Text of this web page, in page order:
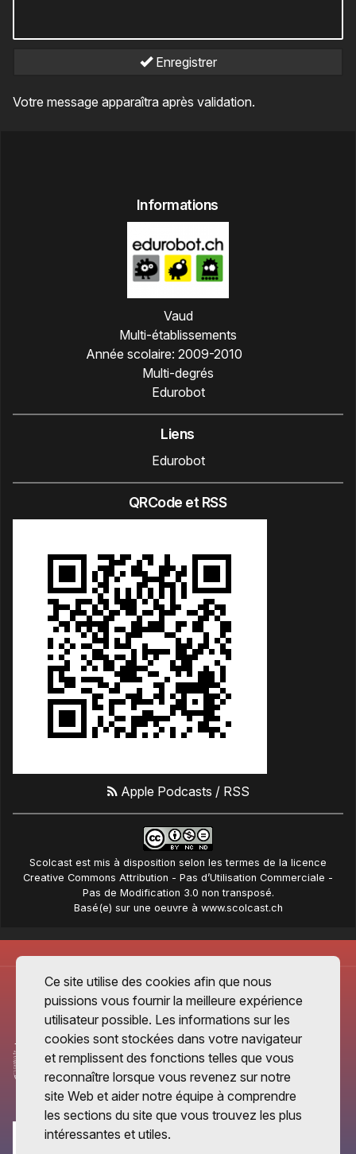
Enregistrer
Votre message apparaîtra après validation.
Informations
Vaud
Multi-établissements
Année scolaire: 2009-2010
Multi-degrés
Edurobot
Liens
Edurobot
QRCode et RSS
Apple Podcasts / RSS
Scolcast est mis à disposition selon les termes de la licence
Creative Commons Attribution - Pas d’Utilisation Commerciale -
Pas de Modification 3.0 non transposé.
Basé(e) sur une oeuvre à www.scolcast.ch
Ce site utilise des cookies afin que nous
puissions vous fournir la meilleure expérience
utilisateur possible. Les informations sur les
cookies sont stockées dans votre navigateur
et remplissent des fonctions telles que vous
reconnaître lorsque vous revenez sur notre
site Web et aider notre équipe à comprendre
les sections du site que vous trouvez les plus
intéressantes et utiles.